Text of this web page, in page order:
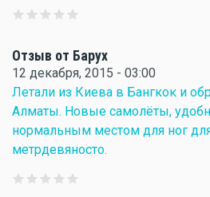
Отзыв от Барух
12 декабря, 2015 - 03:00
Летали из Киева в Бангкок и
Алматы. Новые самолёты,
нормальным местом для ног
метрдевяносто.